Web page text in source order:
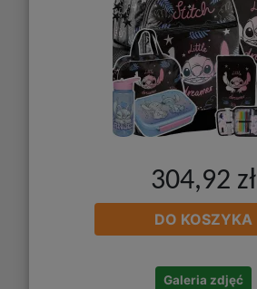
304,92 zł
DO KOSZYKA
Galeria zdjęć